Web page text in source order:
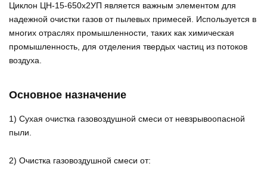
Циклон ЦН-15-650х2УП является важным элементом для
надежной очистки газов от пылевых примесей. Используется в
многих отраслях промышленности, таких как химическая
промышленность, для отделения твердых частиц из потоков
воздуха.
Основное назначение
1) Сухая очистка газовоздушной смеси от невзрывоопасной
пыли.
2) Очистка газовоздушной смеси от: